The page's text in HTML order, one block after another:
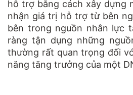
hỗ trợ bằng cách xây dựng
nhận giá trị hỗ trợ từ bên
bên trong nguồn nhân lực
ràng tận dụng những
thường rất quan trọng đối
năng tăng trưởng của một